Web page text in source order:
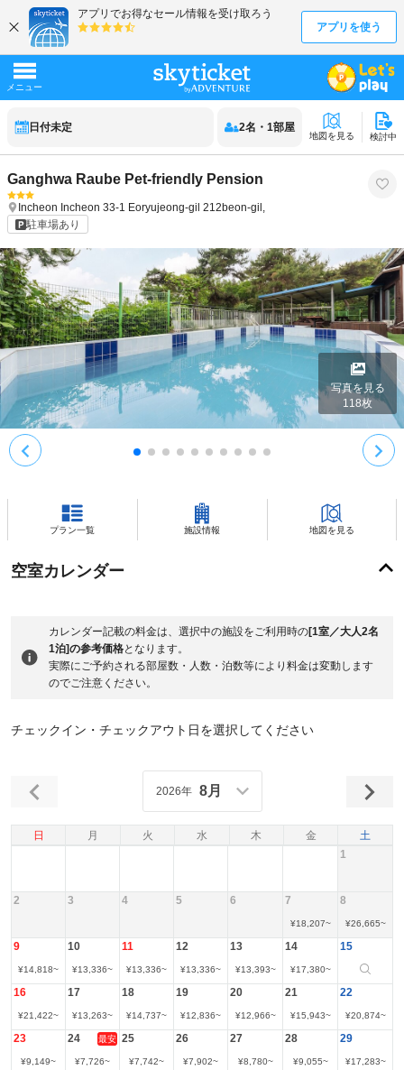
日付未定 2名 ・ 1部屋
地図を見る 検討中
Ganghwa Raube Pet-friendly Pension
Incheon Incheon 33-1 Eoryujeong-gil 212beon-gil,
駐車場あり
写真を見る
118枚
プラン一覧 施設情報 地図を見る
空室カレンダー
カレンダー記載の料金は、選択中の施設をご利用時の[1室／大人2名
1泊]の参考価格となります。
実際にご予約される部屋数・人数・泊数等により料金は変動します
のでご注意ください。
チェックイン・チェックアウト日を選択してください
日 月 火 水 木 金 土
2026年 8月
1
2 3 4 5 6 7
¥18,207~
8
¥26,665~
9
¥14,818~
10
¥13,336~
11
¥13,336~
12
¥13,336~
13
¥13,393~
14
¥17,380~
15
16
¥21,422~
17
¥13,263~
18
¥14,737~
19
¥12,836~
20
¥12,966~
21
¥15,943~
22
¥20,874~
23
¥9,149~
24 最安
¥7,726~
25
¥7,742~
26
¥7,902~
27
¥8,780~
28
¥9,055~
29
¥17,283~